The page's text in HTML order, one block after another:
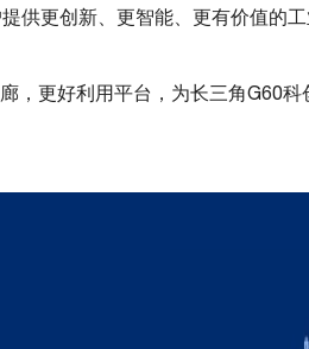
供更创新、更智能、更有价值的
，更好利用平台，为长三角G60